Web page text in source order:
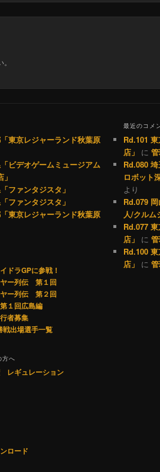
東京レジャーランド秋葉原
ビデオゲームミュージアム
ファンタジスタ」
ファンタジスタ」
東京レジャーランド秋葉原
ドラGPに参戦！
ー列伝 第１回
ー列伝 第２回
１回広島編
者募集
戦出場選手一覧
方へ
レギュレーション
ロード
最近のコメ
Rd.101
店」
に
Rd.080
ロボット
より
Rd.079
人/クルム
Rd.077
店」
に
Rd.100
店」
に